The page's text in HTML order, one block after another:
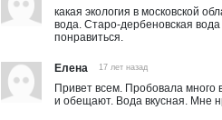
какая экология в московской
вода. Старо-дербеновская
понравиться.
Елена 17 лет назад
Привет всем. Пробовала много
и обещают. Вода вкусная. Мне